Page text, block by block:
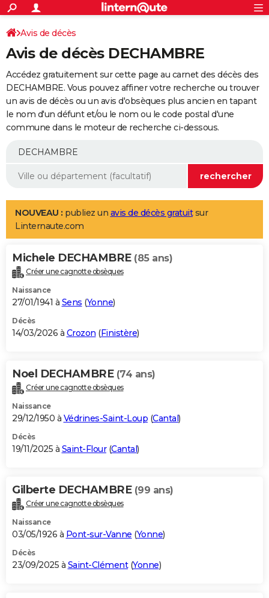
ACTUALITÉS
Politique
Société
Faits Divers
Education
Monde
Villes
+
SPORT
Coupe du monde 2026
Football
Tennis
Cyclisme
Rugby
Forum
Programme TV
TNT
Streaming
Cinéma
Sorties cinéma
Musique
+
FINANCE
Impôts
Immobilier
Risques naturels par ville
Banque
Assurance
Crédit
AUTO
Essais
Réserver un essai
Citadines
Berlines
SUV
Forum auto
+
Mobiles
Meilleur smartphone
Internet
Ordinateurs
Jeux vidéo
Guide high-tech
Aménagement intérieur
LIFESTYLE
Art de vivre
Bien-être
Loisirs
Mode
Modes de vie
Alimentation
Guide de la santé
Maladies
Médicaments
Sommeil
VOYAGE
Destinations
City break
Voyage nature
Voyage de noces
Forum
Climat
+PHOTO
GUIDES D'ACHAT
BONS PLANS
Carte de Noël
Carte Bonne année
Carte Saint-Valentin
Carte Pâques
Carte d'anniversaire
DICTIONNAIRE
Dictionnaire
Biographies
Citations
Expressions
Proverbes
PROGRAMME TV
S'inscrire
Se connecter
Lycées
Collèges
Primaires
Universités
Entreprises
Service militaire
Avis de recherche
AVIS DE DÉCÈS
Bricolage
Lifestyle
Culture
Sport
Auto
Television
Voyage
Cinema
Avis de décès
Avis de décès DECHAMBRE
Accédez gratuitement sur cette page au carnet des décès des
DECHAMBRE. Vous pouvez affiner votre recherche ou trouver
un avis de décès ou un avis d'obsèques plus ancien en tapant
le nom d'un défunt et/ou le nom ou le code postal d'une
commune dans le moteur de recherche ci-dessous.
NOUVEAU : publiez un avis de décès gratuitsur
Linternaute.com
Michele DECHAMBRE (85 ans)
Créer une cagnotte obsèques
Naissance
27/01/1941 à Sens (Yonne)
Décès
14/03/2026 à Crozon (Finistère)
Noel DECHAMBRE (74 ans)
Créer une cagnotte obsèques
Naissance
29/12/1950 à Védrines-Saint-Loup (Cantal)
Décès
19/11/2025 à Saint-Flour(Cantal)
Gilberte DECHAMBRE (99 ans)
Créer une cagnotte obsèques
Naissance
03/05/1926 à Pont-sur-Vanne (Yonne)
Décès
23/09/2025 à Saint-Clément(Yonne)